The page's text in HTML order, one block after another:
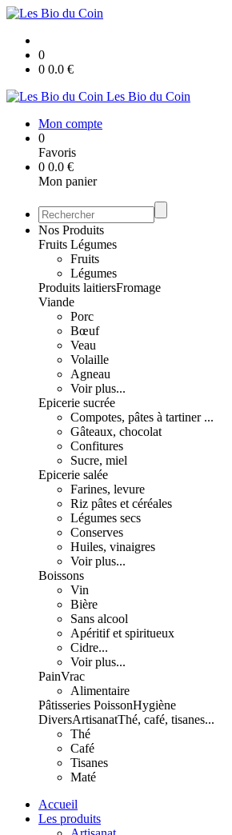
0
0 0.0 €
Les Bio du Coin
Mon compte
0
Favoris
0 0.0 €
Mon panier
Nos Produits
Fruits Légumes
Fruits
Légumes
Produits laitiersFromage
Viande
Porc
Bœuf
Veau
Volaille
Agneau
Voir plus...
Epicerie sucrée
Compotes, pâtes à tartiner ...
Gâteaux, chocolat
Confitures
Sucre, miel
Epicerie salée
Farines, levure
Riz pâtes et céréales
Légumes secs
Conserves
Huiles, vinaigres
Voir plus...
Boissons
Vin
Bière
Sans alcool
Apéritif et spiritueux
Cidre...
Voir plus...
PainVrac
Alimentaire
Pâtisseries PoissonHygiène
DiversArtisanatThé, café, tisanes...
Thé
Café
Tisanes
Maté
Accueil
Les produits